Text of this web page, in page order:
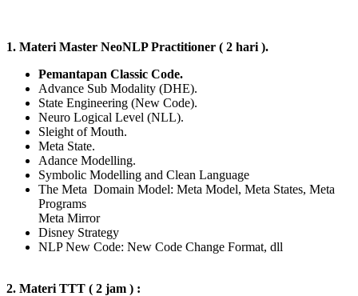
1. Materi Master NeoNLP Practitioner ( 2 hari ).
Pemantapan Classic Code.
Advance Sub Modality (DHE).
State Engineering (New Code).
Neuro Logical Level (NLL).
Sleight of Mouth.
Meta State.
Adance Modelling.
Symbolic Modelling and Clean Language
The Meta Domain Model: Meta Model, Meta States, Meta
Programs
Meta Mirror
Disney Strategy
NLP New Code: New Code Change Format, dll
2. Materi TTT ( 2 jam ) :